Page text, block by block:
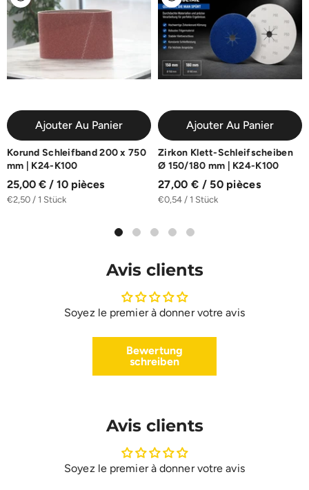
Ajouter Au Panier
Korund Schleifband 200 x 750
mm | K24-K100
25,00 € / 10 pièces
€2,50 / 1 Stück
Ajouter Au Panier
Zirkon Klett-Schleifscheiben
Ø 150/180 mm | K24-K100
27,00 € / 50 pièces
€0,54 / 1 Stück
Avis clients
Soyez le premier à donner votre avis
Bewertung
schreiben
Avis clients
Soyez le premier à donner votre avis